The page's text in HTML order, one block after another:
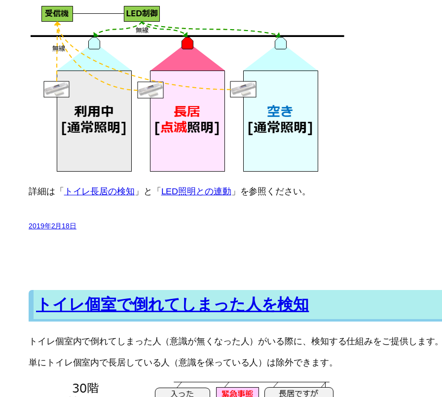
詳細は「 トイレ長居の検知 」と「 LED照明との連動 」を参照ください。
2019年2月18日
トイレ個室で倒れてしまった人を検知
トイレ個室内で倒れてしまった人（意識が無くなった人）がいる際に、検知する仕組みをご提供します
単にトイレ個室内で長居している人（意識を保っている人）は除外できます。